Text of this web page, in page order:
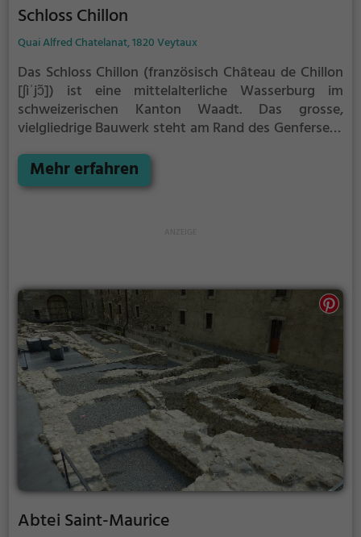
Schloss Chillon
Quai Alfred Chatelanat, 1820 Veytaux
Das Schloss Chillon (französisch Château de Chillon
[ʃiˈjɔ̃]) ist eine mittelalterliche Wasserburg im
schweizerischen Kanton Waadt. Das grosse,
vielgliedrige Bauwerk steht am Rand des Genfersees
von Montreux im Bezirk Riviera-Pays-d’Enhaut. Seine
ältesten Bauteile sind vor etwa eintausend Jahren
von Vevey als Verwaltungszentrum und zuletzt
noch als Magazin, und seit dem Jahr 1803 ist sie im
Besitz des Kantons Waadt.
Mehr erfahren
Abtei Saint-Maurice